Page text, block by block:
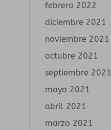
febrero 2022
diciembre 2021
noviembre 2021
octubre 2021
septiembre 2021
mayo 2021
abril 2021
marzo 2021